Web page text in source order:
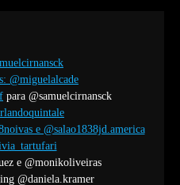
@miguelalcade
para @samuelcirnansck
e @salao1838jd.america
e @monikoliveiras
@daniela.kramer